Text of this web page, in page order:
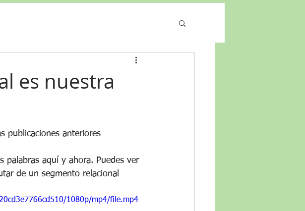
es nuestra
publicaciones anteriores
palabras aquí y ahora. Puedes ver
de un segmento relacional
1080p/mp4/file.mp4